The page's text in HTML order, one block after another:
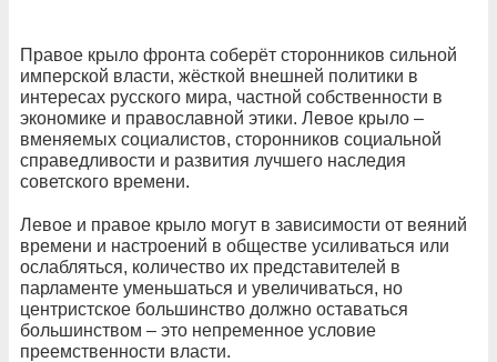
Правое крыло фронта соберёт сторонников сильной
имперской власти, жёсткой внешней политики в
интересах русского мира, частной собственности в
экономике и православной этики. Левое крыло –
вменяемых социалистов, сторонников социальной
справедливости и развития лучшего наследия
советского времени.
Левое и правое крыло могут в зависимости от веяний
времени и настроений в обществе усиливаться или
ослабляться, количество их представителей в
парламенте уменьшаться и увеличиваться, но
центристское большинство должно оставаться
большинством – это непременное условие
преемственности власти.